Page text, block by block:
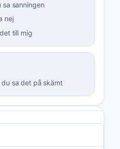
sa sanningen
nej
till mig
du sa det på skämt